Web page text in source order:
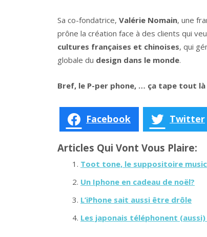
Sa co-fondatrice, Valérie Nomain, une
prône la création face à des clients qui
cultures françaises et chinoises, qui
globale du design dans le monde.
Bref, le P-per phone, … ça tape tout là
Facebook Twitter
Articles Qui Vont Vous Plaire:
Toot tone, le suppositoire
Un Iphone en cadeau de noël?
L’iPhone sait aussi être drôle
Les japonais téléphonent (aussi)